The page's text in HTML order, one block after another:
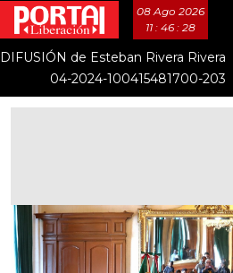
08 Ago 2026
11 : 46 : 28
DIFUSIÓN de Esteban Rivera Rivera
04-2024-100415481700-203